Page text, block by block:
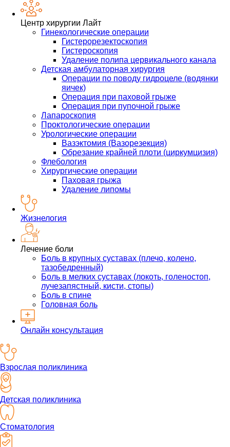
Центр хирургии Лайт
Гинекологические операции
Гистерорезектоскопия
Гистероскопия
Удаление полипа цервикального канала
Детская амбулаторная хирургия
Операции по поводу гидроцеле (водянки
яичек)
Операция при паховой грыже
Операция при пупочной грыже
Лапароскопия
Проктологические операции
Урологические операции
Вазэктомия (Вазорезекция)
Обрезание крайней плоти (циркумцизия)
Флебология
Хирургические операции
Паховая грыжа
Удаление липомы
Жизнелогия
Лечение боли
Боль в крупных суставах (плечо, колено,
тазобедренный)
Боль в мелких суставах (локоть, голеностоп,
лучезапястный, кисти, стопы)
Боль в спине
Головная боль
Онлайн консультация
Взрослая поликлиника
Детская поликлиника
Стоматология